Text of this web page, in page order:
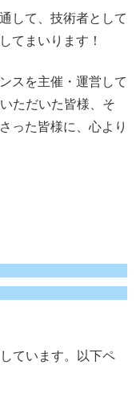
して、技術者として
てまいります！
スを主催・運営して
ただいた皆様、そ
った皆様に、心より
ています。以下ペ